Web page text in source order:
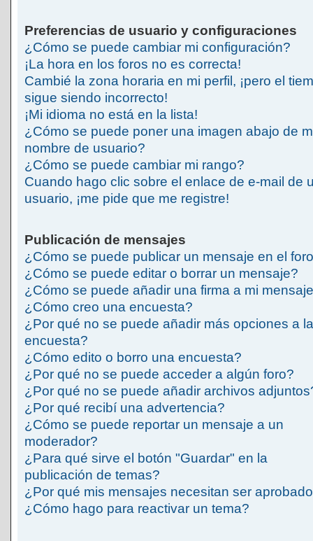
Preferencias de usuario y configuraciones
¿Cómo se puede cambiar mi configuración?
¡La hora en los foros no es correcta!
Cambié la zona horaria en mi perfil, ¡pero el
sigue siendo incorrecto!
¡Mi idioma no está en la lista!
¿Cómo se puede poner una imagen abajo de
nombre de usuario?
¿Cómo se puede cambiar mi rango?
Cuando hago clic sobre el enlace de e-mail de
usuario, ¡me pide que me registre!
Publicación de mensajes
¿Cómo se puede publicar un mensaje en el
¿Cómo se puede editar o borrar un mensaje?
¿Cómo se puede añadir una firma a mi
¿Cómo creo una encuesta?
¿Por qué no se puede añadir más opciones a la
encuesta?
¿Cómo edito o borro una encuesta?
¿Por qué no se puede acceder a algún foro?
¿Por qué no se puede añadir archivos
¿Por qué recibí una advertencia?
¿Cómo se puede reportar un mensaje a un
moderador?
¿Para qué sirve el botón "Guardar" en la
publicación de temas?
¿Por qué mis mensajes necesitan ser
¿Cómo hago para reactivar un tema?